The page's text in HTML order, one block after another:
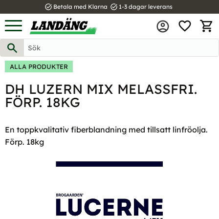
Meny
task_alt Betala med Klarna task_alt 1-3 dagar leverans
ALLA PRODUKTER
DH LUZERN MIX MELASSFRI.
FÖRP. 18KG
En toppkvalitativ fiberblandning med tillsatt linfröolja.
Förp. 18kg